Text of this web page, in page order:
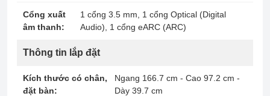
Cổng xuất
âm thanh:
1 cổng 3.5 mm, 1 cổng Optical (Digital
Audio), 1 cổng eARC (ARC)
Thông tin lắp đặt
Kích thước có chân,
đặt bàn:
Ngang 166.7 cm - Cao 97.2 cm -
Dày 39.7 cm